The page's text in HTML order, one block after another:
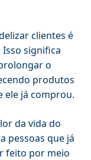
clientes é
significa
o
produtos
ele já comprou.
da vida do
pessoas que já
feito por meio